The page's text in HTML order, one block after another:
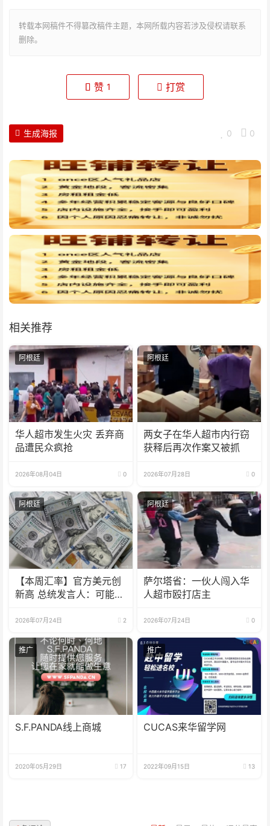
转载本网稿件不得篡改稿件主题，本网所载内容若涉及侵权请联系
删除。
赞 1 打赏
0 0
生成海报
相关推荐
阿根廷
华人超市发生火灾 丢弃商
品遭民众疯抢
2026年08月04日 0
阿根廷
两女子在华人超市内行窃
获释后再次作案又被抓
2026年07月28日 0
阿根廷
【本周汇率】官方美元创
新高 总统发言人：可能会
2026年07月24日 2
阿根廷
萨尔塔省：一伙人闯入华
人超市殴打店主
2026年07月24日 0
推广
S.F.PANDA线上商城
2020年05月29日 17
推广
CUCAS来华留学网
2022年09月15日 13